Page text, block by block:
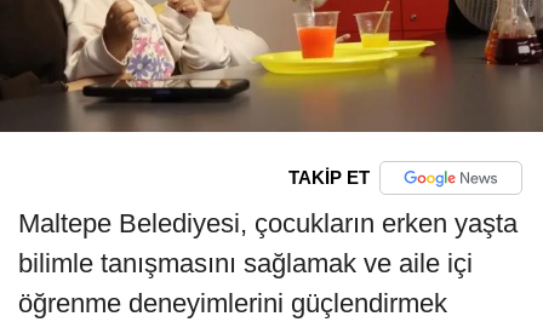
TAKİP ET
Maltepe Belediyesi, çocukların erken yaşta
bilimle tanışmasını sağlamak ve aile içi
öğrenme deneyimlerini güçlendirmek